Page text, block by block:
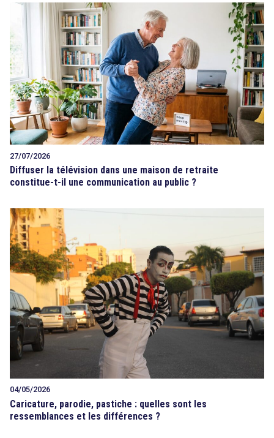
27/07/2026
Diffuser la télévision dans une maison de retraite
constitue-t-il une communication au public ?
04/05/2026
Caricature, parodie, pastiche : quelles sont les
ressemblances et les différences ?